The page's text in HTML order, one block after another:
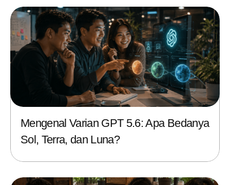
Mengenal Varian GPT 5.6: Apa Bedanya
Sol, Terra, dan Luna?